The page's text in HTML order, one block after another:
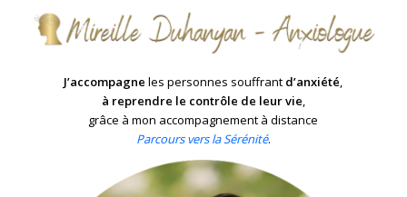
J’accompagne les personnes souffrant d’anxiété,
à reprendre le contrôle de leur vie,
grâce à mon accompagnement à distance
Parcours vers la Sérénité.